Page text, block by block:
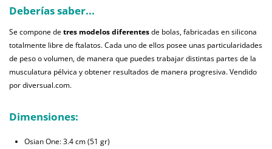
Deberías saber...
Se compone detres modelos diferentesde bolas, fabricadas en silicona
totalmente libre de ftalatos. Cada uno de ellos posee unas particularidades
de peso o volumen, de manera que puedes trabajar distintas partes de la
musculatura pélvica y obtener resultados de manera progresiva. Vendido
por diversual.com.
Dimensiones:
Osian One: 3.4 cm (51 gr)